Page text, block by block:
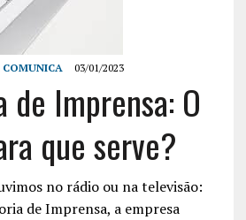
COMUNICA 03/01/2023
de Imprensa: O
que serve?
no rádio ou na televisão:
de Imprensa, a empresa